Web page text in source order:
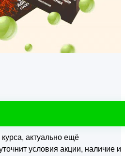
актуально ещё
условия акции, наличие и